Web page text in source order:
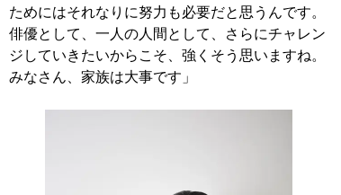
ためにはそれなりに努力も必要だと思うんです。
俳優として、一人の人間として、さらにチャレン
ジしていきたいからこそ、強くそう思いますね。
みなさん、家族は大事です」